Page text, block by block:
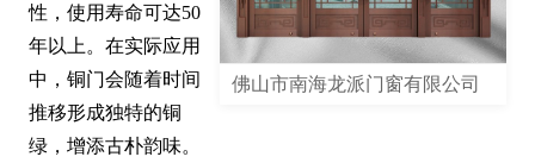
佛山市南海龙派门窗有限公司
性，使用寿命可达50
年以上。在实际应用
中，铜门会随着时间
推移形成独特的铜
绿，增添古朴韵味。